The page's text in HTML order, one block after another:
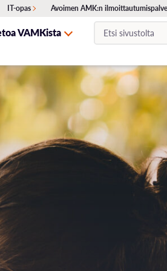
IT-opas Avoimen AMK:n
HAKEMINEN
Ajankohtaiset haut
Erillishaku
Siirtohaku
OTA
VAMKista